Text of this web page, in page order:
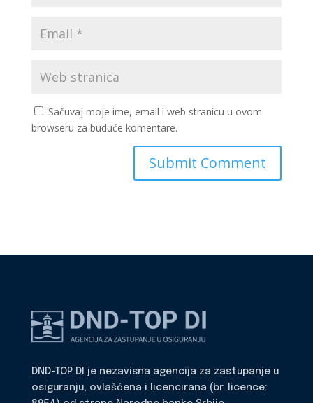
Sačuvaj moje ime, email i web stranicu u ovom
browseru za buduće komentare.
DND-TOP DI je nezavisna agencija za zastupanje u
osiguranju, ovlašćena i licencirana (br. licence: